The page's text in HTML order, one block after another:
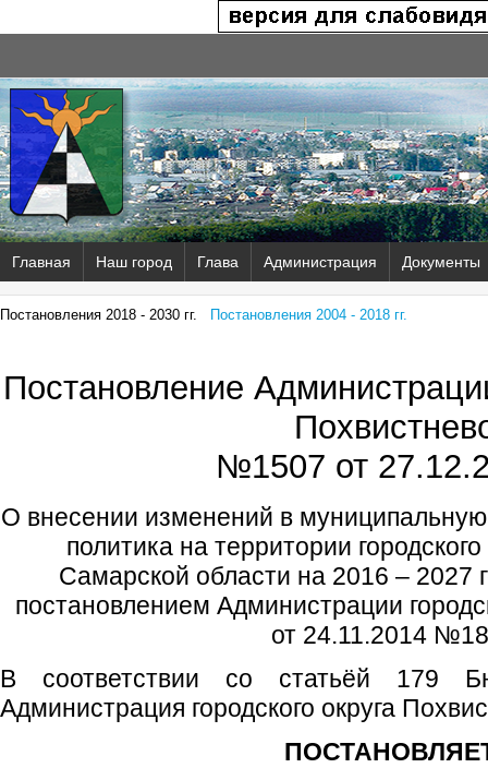
Главная Наш город Глава Администрация Документы
Постановления 2018 - 2030 гг. Постановления 2004 - 2018 гг.
Постановление
№1507 от
О внесении изменений в
политика на территории
Самарской области на 2016 – 2027
постановлением Администрации
от 24.11.2014
В соответствии со статьёй 179
Администрация городского округа